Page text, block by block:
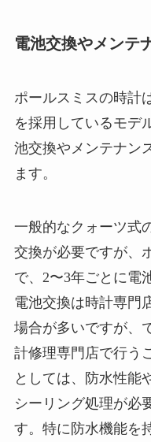
電池交換やメンテ
ポールスミスの時計
を採用しているモデ
池交換やメンテナン
ます。
一般的なクォーツ式
交換が必要ですが、
で、2〜3年ごとに電
電池交換は時計専門
場合が多いですが、
計修理専門店で行う
としては、防水性能
シーリング処理が必
す。特に防水機能を